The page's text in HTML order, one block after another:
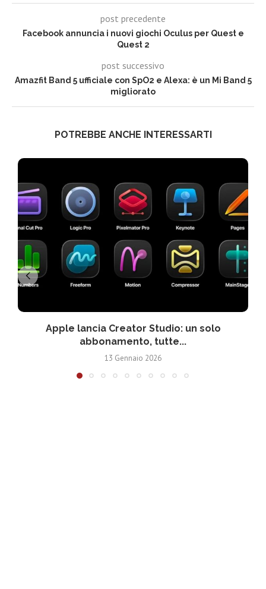
post precedente
Facebook annuncia i nuovi giochi Oculus per Quest e
Quest 2
post successivo
Amazfit Band 5 ufficiale con SpO2 e Alexa: è un Mi Band 5
migliorato
POTREBBE ANCHE INTERESSARTI
Apple lancia Creator Studio: un solo
abbonamento, tutte...
13 Gennaio 2026